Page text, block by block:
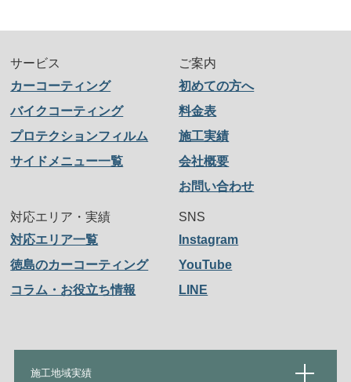
サービス
カーコーティング
バイクコーティング
プロテクションフィルム
サイドメニュー一覧
ご案内
初めての方へ
料金表
施工実績
会社概要
お問い合わせ
対応エリア・実績
対応エリア一覧
徳島のカーコーティング
コラム・お役立ち情報
SNS
Instagram
YouTube
LINE
施工地域実績